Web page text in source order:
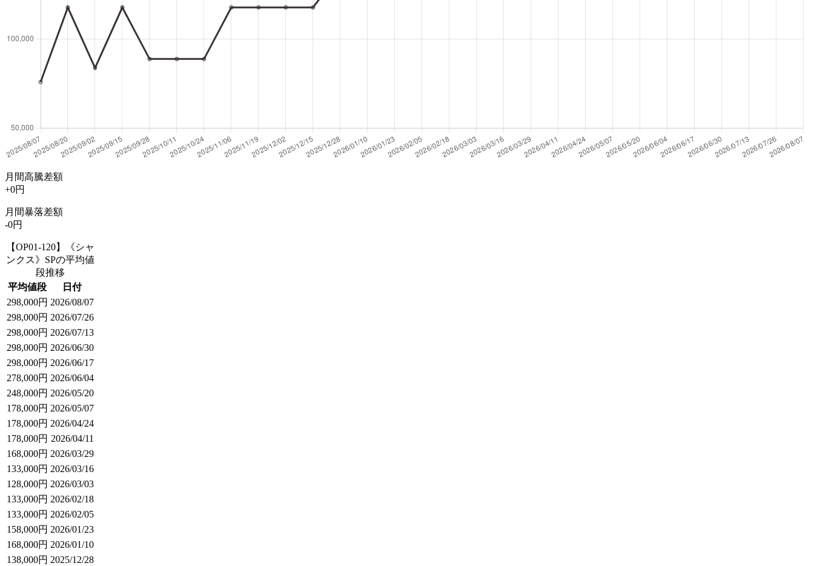
月間高騰差額
+0円
月間暴落差額
-0円
【OP01-120】《シャ
ンクス》SPの平均値
段推移
平均値段
日付
298,000円 2026/08/07
298,000円 2026/07/26
298,000円 2026/07/13
298,000円 2026/06/30
298,000円 2026/06/17
278,000円 2026/06/04
248,000円 2026/05/20
178,000円 2026/05/07
178,000円 2026/04/24
178,000円 2026/04/11
168,000円 2026/03/29
133,000円 2026/03/16
128,000円 2026/03/03
133,000円 2026/02/18
133,000円 2026/02/05
158,000円 2026/01/23
168,000円 2026/01/10
138,000円 2025/12/28